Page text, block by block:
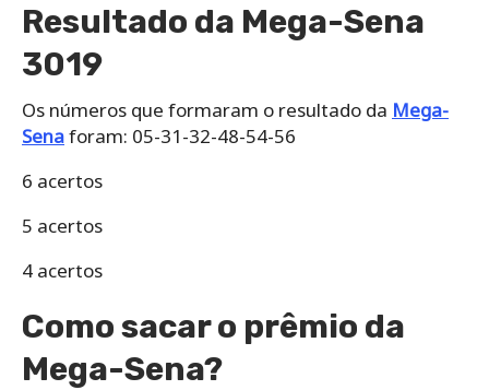
Resultado da Mega-Sena
3019
Os números que formaram o resultado da Mega-
Senaforam: 05-31-32-48-54-56
6 acertos
5 acertos
4 acertos
Como sacar o prêmio da
Mega-Sena?